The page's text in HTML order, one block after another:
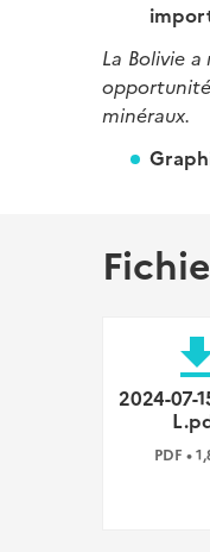
La Bolivie
minéraux.
2024-07-
PDF •